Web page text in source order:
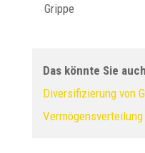
Grippe
Das könnte Sie
Diversifizierung von